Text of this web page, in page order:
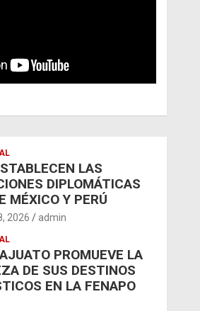
LAS
DIPLOMÁTICAS
MÉXICO Y PERÚ
2026 admin
PROMUEVE LA
DE SUS DESTINOS
EN LA FENAPO